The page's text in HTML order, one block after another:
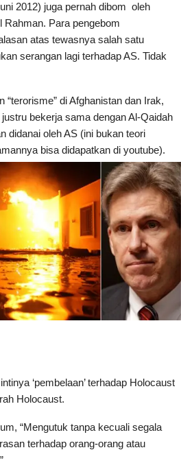
2012) juga pernah dibom oleh
Para pengebom
atas tewasnya salah satu
serangan lagi terhadap AS. Tidak
di Afghanistan dan Irak,
bekerja sama dengan Al-Qaidah
didanai oleh AS (ini bukan teori
bisa didapatkan di youtube).
‘pembelaan’ terhadap Holocaust
Holocaust.
“Mengutuk tanpa kecuali segala
terhadap orang-orang atau